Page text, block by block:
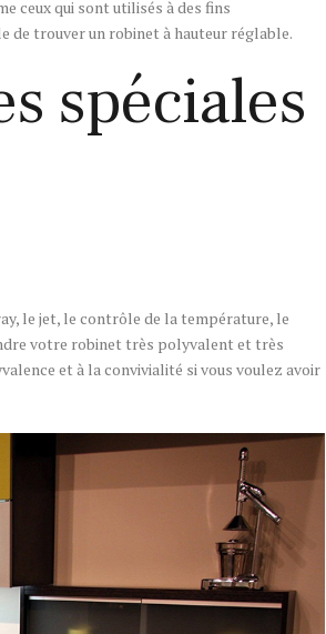
ceux qui sont utilisés à des fins
de trouver un robinet à hauteur réglable.
spéciales
le jet, le contrôle de la température, le
votre robinet très polyvalent et très
et à la convivialité si vous voulez avoir